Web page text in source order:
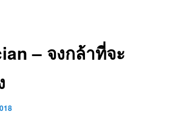
– จงกล้าที่จะ